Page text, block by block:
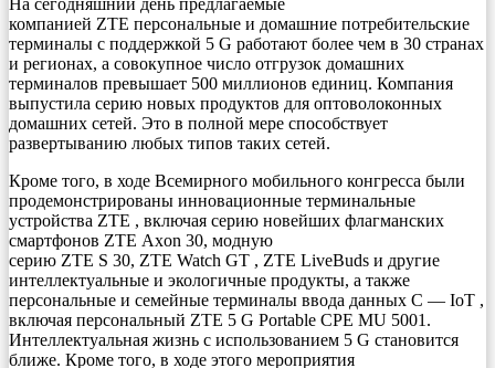
компанией ZTE персональные и домашние потребительские
терминалы с поддержкой 5 G работают более чем в 30 странах
и регионах, а совокупное число отгрузок домашних
терминалов превышает 500 миллионов единиц. Компания
выпустила серию новых продуктов для оптоволоконных
домашних сетей. Это в полной мере способствует
развертыванию любых типов таких сетей.
Кроме того, в ходе Всемирного мобильного конгресса были
продемонстрированы инновационные терминальные
устройства ZTE , включая серию новейших флагманских
смартфонов ZTE Axon 30, модную
серию ZTE S 30, ZTE Watch GT , ZTE LiveBuds и другие
интеллектуальные и экологичные продукты, а также
персональные и семейные терминалы ввода данных C — IoT ,
включая персональный ZTE 5 G Portable CPE MU 5001.
Интеллектуальная жизнь с использованием 5 G становится
ближе. Кроме того, в ходе этого мероприятия